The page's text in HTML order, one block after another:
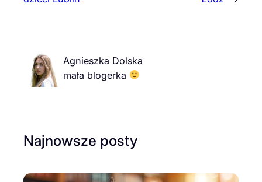
Agnieszka Dolska
mała blogerka
Najnowsze posty